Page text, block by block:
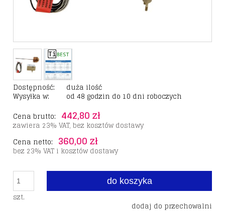
Dostępność: duża ilość
Wysyłka w:
od 48 godzin do 10 dni roboczych
Cena brutto: 442,80 zł
zawiera 23% VAT, bez kosztów dostawy
Cena netto: 360,00 zł
bez 23% VAT i kosztów dostawy
szt.
do koszyka
dodaj do przechowalni